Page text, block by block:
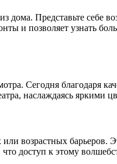
Представьте себе
и позволяет узнать
Сегодня благодаря
наслаждаясь яркими
возрастных
доступ к этому